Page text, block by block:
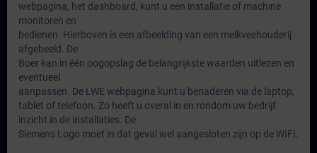
webpagina, het dashboard, kunt u een installatie of machine
monitoren en
bedienen. Hierboven is een afbeelding van een melkveehouderij
afgebeeld. De
Boer kan in één oogopslag de belangrijkste waarden uitlezen en
eventueel
aanpassen. De LWE webpagina kunt u benaderen via de laptop,
tablet of telefoon. Zo heeft u overal in en rondom uw bedrijf
inzicht in de installaties. De
Siemens Logo moet in dat geval wel aangesloten zijn op de WIFI.